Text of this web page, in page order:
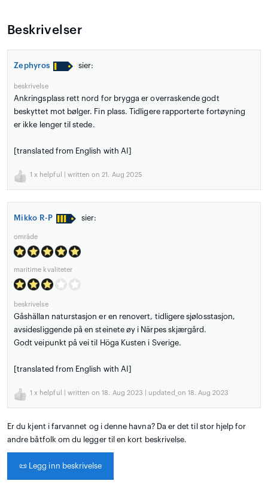
Beskrivelser
Zephyros sier:
beskrivelse
Ankringsplass rett nord for brygga er overraskende godt
beskyttet mot bølger. Fin plass. Tidligere rapporterte fortøyning
er ikke lenger til stede.
[translated from English with AI]
1 x helpful | written on 21. Aug 2025
Mikko R-P sier:
område
maritime kvaliteter
beskrivelse
Gåshällan naturstasjon er en renovert, tidligere sjølosstasjon,
avsidesliggende på en steinete øy i Närpes skjærgård.
Godt veipunkt på vei til Höga Kusten i Sverige.
[translated from English with AI]
1 x helpful | written on 18. Aug 2023 | updated_on 18. Aug 2023
Er du kjent i farvannet og i denne havna? Da er det til stor hjelp for
andre båtfolk om du legger til en kort beskrivelse.
📜 Legg inn beskrivelse